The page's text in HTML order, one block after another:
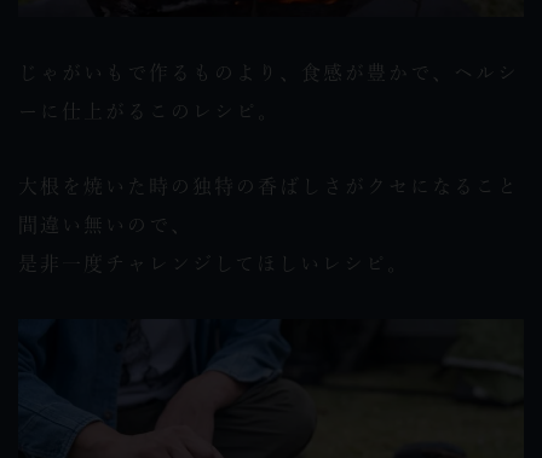
じゃがいもで作るものより、食感が豊かで、ヘルシ
ーに仕上がるこのレシピ。
大根を焼いた時の独特の香ばしさがクセになること
間違い無いので、
是非一度チャレンジしてほしいレシピ。